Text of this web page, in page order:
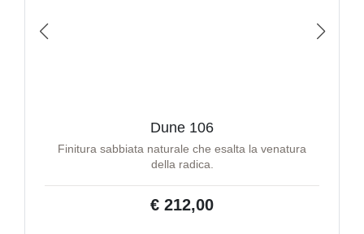
Dune 106
Finitura sabbiata naturale che esalta la venatura
della radica.
€ 212,00